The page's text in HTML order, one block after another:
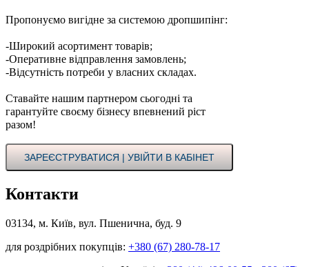
Пропонуємо вигідне за системою дропшипінг:
-Широкий асортимент товарів;
-Оперативне відправлення замовлень;
-Відсутність потреби у власних складах.
Ставайте нашим партнером сьогодні та
гарантуйте своєму бізнесу впевнений ріст
разом!
ЗАРЕЄСТРУВАТИСЯ | УВІЙТИ В КАБІНЕТ
Контакти
03134, м. Київ, вул. Пшенична, буд. 9
для роздрібних покупців: +380 (67) 280-78-17